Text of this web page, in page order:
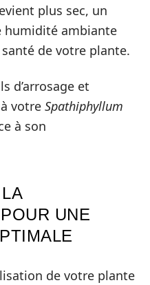
plus sec, un
humidité ambiante
de votre plante.
d’arrosage et
votre Spathiphyllum
à son
UNE
de votre plante